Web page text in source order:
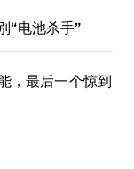
“电池杀手”
，最后一个惊到